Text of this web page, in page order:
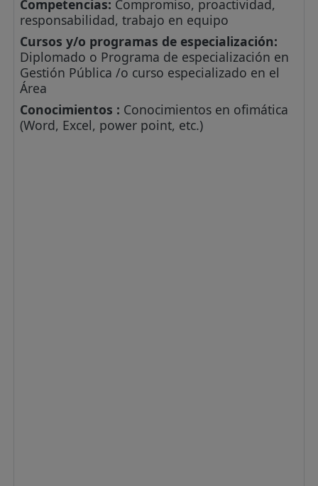
Competencias: Compromiso, proactividad,
responsabilidad, trabajo en equipo
Cursos y/o programas de especialización:
Diplomado o Programa de especialización en
Gestión Pública /o curso especializado en el
Área
Conocimientos : Conocimientos en ofimática
(Word, Excel, power point, etc.)